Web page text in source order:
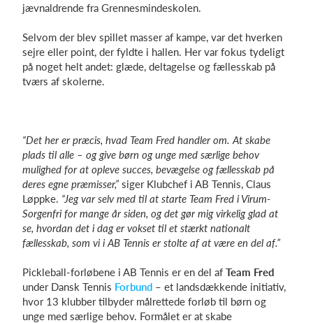
jævnaldrende fra Grennesmindeskolen.
Selvom der blev spillet masser af kampe, var det hverken
sejre eller point, der fyldte i hallen. Her var fokus tydeligt
på noget helt andet: glæde, deltagelse og fællesskab på
tværs af skolerne.
“Det her er præcis, hvad Team Fred handler om. At skabe
plads til alle – og give børn og unge med særlige behov
mulighed for at opleve succes, bevægelse og fællesskab på
deres egne præmisser,” siger Klubchef i AB Tennis, Claus
Løppke. “Jeg var selv med til at starte Team Fred i Virum-
Sorgenfri for mange år siden, og det gør mig virkelig glad at
se, hvordan det i dag er vokset til et stærkt nationalt
fællesskab, som vi i AB Tennis er stolte af at være en del af.”
Pickleball-forløbene i AB Tennis er en del af Team Fred
under Dansk Tennis Forbund – et landsdækkende initiativ,
hvor 13 klubber tilbyder målrettede forløb til børn og
unge med særlige behov. Formålet er at skabe